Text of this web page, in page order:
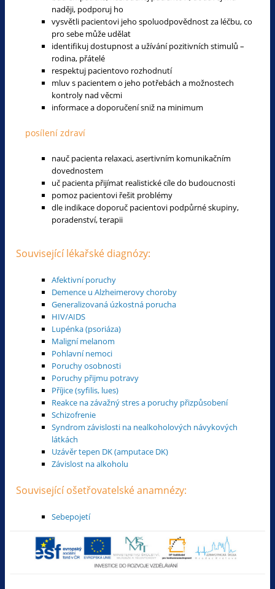
naději, podporuj ho
vysvětli pacientovi jeho spoluodpovědnost za léčbu, co
pro sebe může udělat
identifikuj dostupnost a užívání pozitivních stimulů –
rodina, přátelé
respektuj pacientovo rozhodnutí
mluv s pacientem o jeho potřebách a možnostech
kontroly nad věcmi
informace a doporučení sniž na minimum
posílení zdraví
nauč pacienta relaxaci, asertivním komunikačním
dovednostem
uč pacienta přijímat realistické cíle do budoucnosti
pomoz pacientovi řešit problémy
dle indikace doporuč pacientovi podpůrné skupiny,
poradenství, terapii
Související lékařské diagnózy:
Afektivní poruchy
Demence u Alzheimerovy choroby
Generalizovaná úzkostná porucha
HIV/AIDS
Lupénka (psoriáza)
Maligní melanom
Pohlavní nemoci
Poruchy osobnosti
Poruchy přijmu potravy
Příjice (syfilis, lues)
Reakce na závažný stres a poruchy přizpůsobení
Schizofrenie
Syndrom závislosti na nealkoholových návykových
látkách
Uzávěr tepen DK (amputace DK)
Závislost na alkoholu
Související ošetřovatelské anamnézy:
Sebepojetí